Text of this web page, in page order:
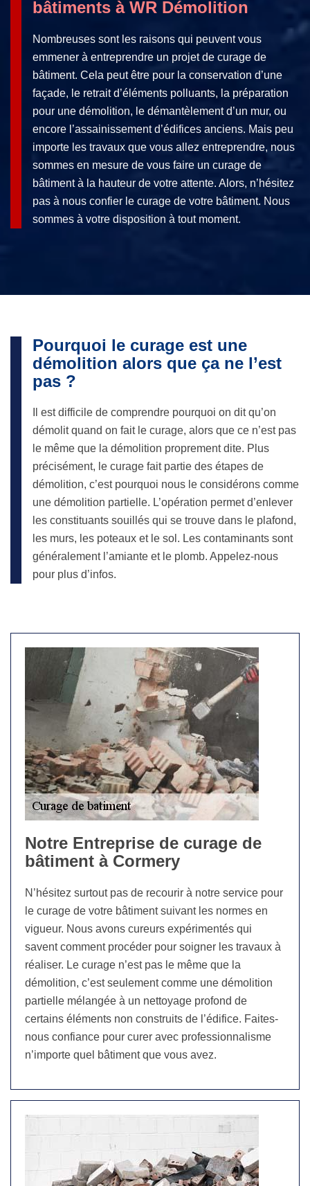
bâtiments à WR Démolition
Nombreuses sont les raisons qui peuvent vous
emmener à entreprendre un projet de curage de
bâtiment. Cela peut être pour la conservation d’une
façade, le retrait d’éléments polluants, la préparation
pour une démolition, le démantèlement d’un mur, ou
encore l’assainissement d’édifices anciens. Mais peu
importe les travaux que vous allez entreprendre, nous
sommes en mesure de vous faire un curage de
bâtiment à la hauteur de votre attente. Alors, n’hésitez
pas à nous confier le curage de votre bâtiment. Nous
sommes à votre disposition à tout moment.
Pourquoi le curage est une
démolition alors que ça ne l’est
pas ?
Il est difficile de comprendre pourquoi on dit qu’on
démolit quand on fait le curage, alors que ce n’est pas
le même que la démolition proprement dite. Plus
précisément, le curage fait partie des étapes de
démolition, c’est pourquoi nous le considérons comme
une démolition partielle. L’opération permet d’enlever
les constituants souillés qui se trouve dans le plafond,
les murs, les poteaux et le sol. Les contaminants sont
généralement l’amiante et le plomb. Appelez-nous
pour plus d’infos.
Notre Entreprise de curage de
bâtiment à Cormery
N’hésitez surtout pas de recourir à notre service pour
le curage de votre bâtiment suivant les normes en
vigueur. Nous avons cureurs expérimentés qui
savent comment procéder pour soigner les travaux à
réaliser. Le curage n’est pas le même que la
démolition, c’est seulement comme une démolition
partielle mélangée à un nettoyage profond de
certains éléments non construits de l’édifice. Faites-
nous confiance pour curer avec professionnalisme
n’importe quel bâtiment que vous avez.